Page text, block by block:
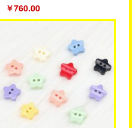
￥760.00